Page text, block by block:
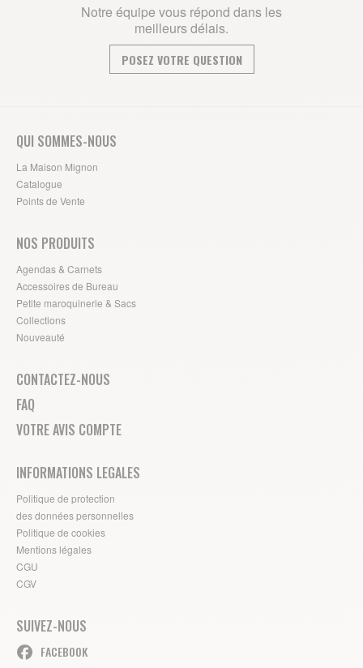
Notre équipe vous répond dans les
meilleurs délais.
POSEZ VOTRE QUESTION
QUI SOMMES-NOUS
La Maison Mignon
Catalogue
Points de Vente
NOS PRODUITS
Agendas & Carnets
Accessoires de Bureau
Petite maroquinerie & Sacs
Collections
Nouveauté
CONTACTEZ-NOUS
FAQ
VOTRE AVIS COMPTE
INFORMATIONS LEGALES
Politique de protection
des données personnelles
Politique de cookies
Mentions légales
CGU
CGV
SUIVEZ-NOUS
FACEBOOK